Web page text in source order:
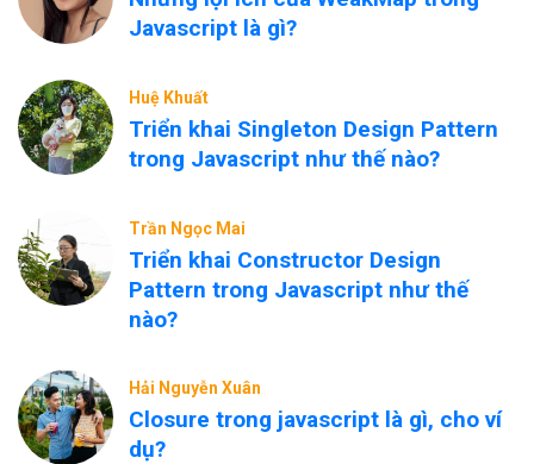
Javascript là gì?
Huệ Khuất
Triển khai Singleton Design Pattern
trong Javascript như thế nào?
Trần Ngọc Mai
Triển khai Constructor Design
Pattern trong Javascript như thế
nào?
Hải Nguyễn Xuân
Closure trong javascript là gì, cho ví
dụ?